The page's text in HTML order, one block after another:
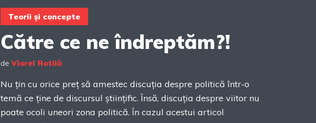
Teorii și concepte
Către ce ne îndreptăm?!
deViorel Rotilă
Nu țin cu orice preț să amestec discuția despre politică într-o
temă ce ține de discursul științific. Însă, discuția despre viitor nu
poate ocoli uneori zona politică. În cazul acestui articol